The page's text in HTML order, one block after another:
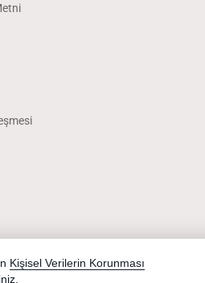
Sipariş Takibi Telefonla Sipariş
Kişisel Verilerin Korunması